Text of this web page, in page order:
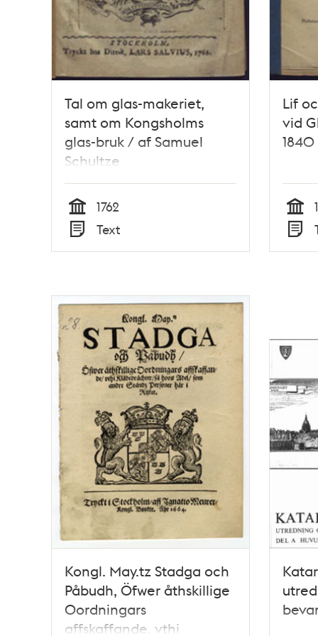
Tal om glas-makeriet,
samt om Kongsholms
glas-bruk / af Samuel
Schultze
Tid
1762
Typ
Text
Lif
vid
1840
Tid
Typ
Kongl. May.tz Stadga och
Påbudh, Öfwer åthskillige
Oordningars
affskaffande, vthi